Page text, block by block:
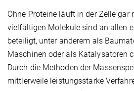
Ohne Proteine läuft in der Zelle gar
vielfältigen Moleküle sind an allen
beteiligt, unter anderem als
Maschinen oder als Katalysatoren
Durch die Methoden der
mittlerweile leistungsstarke